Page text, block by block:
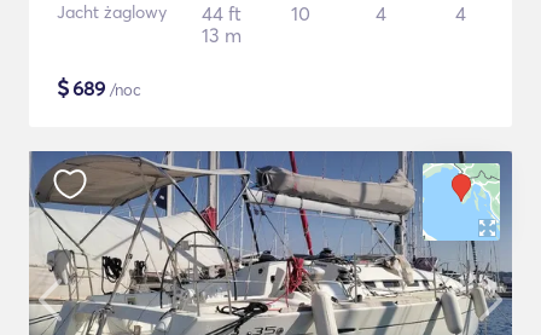
Jacht żaglowy
44 ft
13 m
10 4 4
$689 /noc